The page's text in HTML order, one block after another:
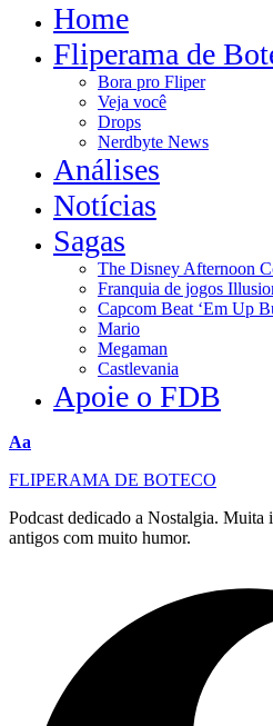
Home
Fliperama de
Bora pro Fliper
Veja você
Drops
Nerdbyte News
Análises
Notícias
Sagas
The Disney Afternoon
Franquia de jogos
Capcom Beat ‘Em Up
Mario
Megaman
Castlevania
Apoie o FDB
Redimensionar
Aa
FLIPERAMA DE BOTECO
Podcast dedicado a Nostalgia. Muita
antigos com muito humor.